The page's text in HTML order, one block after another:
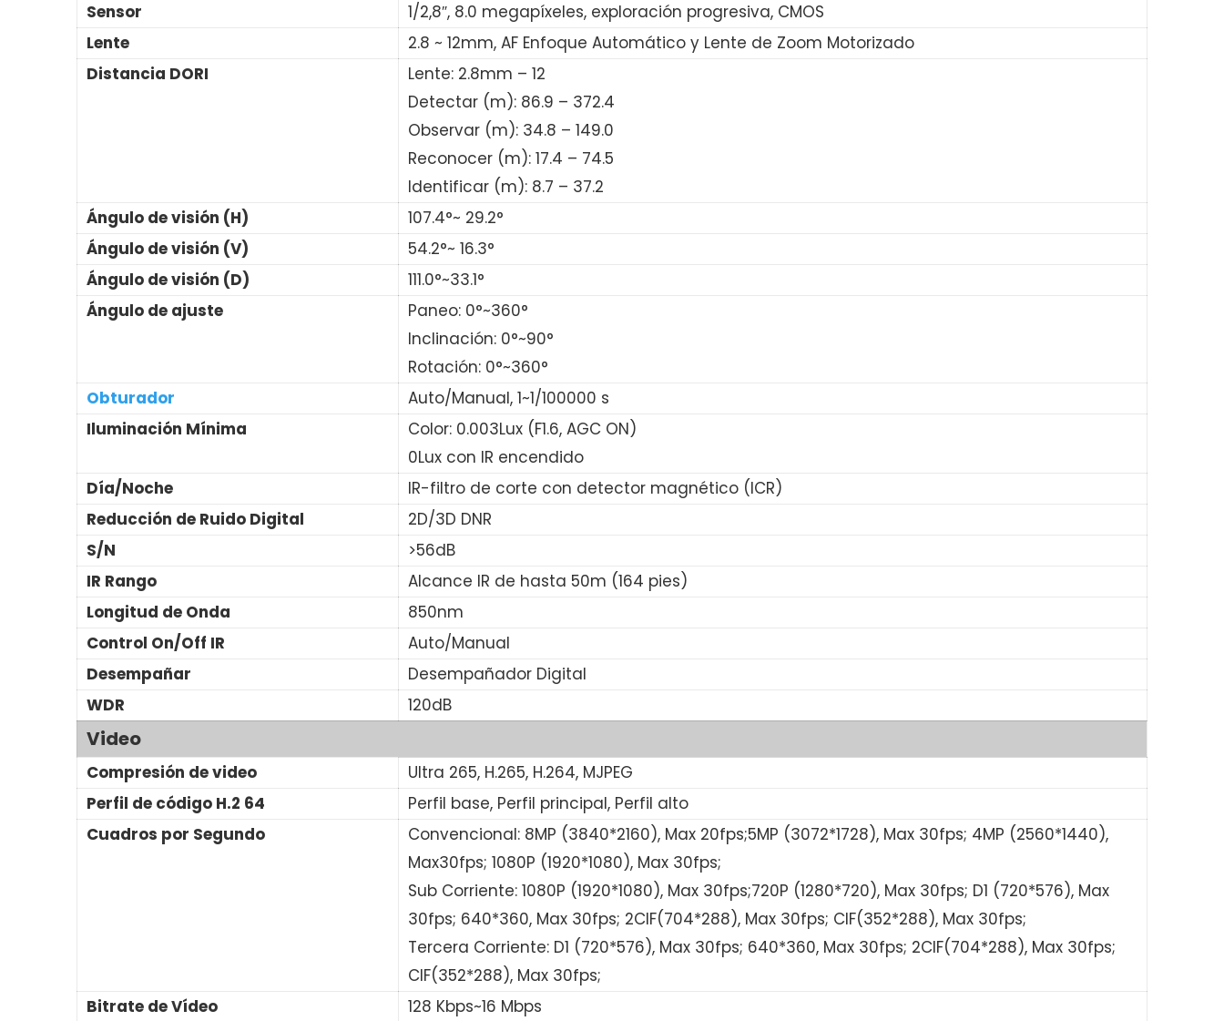
Sensor
1/2,8″, 8.0 megapíxeles, exploración progresiva, CMOS
Lente
2.8 ~ 12mm, AF Enfoque Automático y Lente de Zoom Motorizado
Distancia DORI
Lente: 2.8mm – 12
Detectar (m): 86.9 – 372.4
Observar (m): 34.8 – 149.0
Reconocer (m): 17.4 – 74.5
Identificar (m): 8.7 – 37.2
Ángulo de visión (H)
107.4°~ 29.2°
Ángulo de visión (V)
54.2°~ 16.3°
Ángulo de visión (D)
111.0°~33.1°
Ángulo de ajuste
Paneo: 0°~360°
Inclinación: 0°~90°
Rotación: 0°~360°
Obturador
Auto/Manual, 1~1/100000 s
Iluminación Mínima
Color: 0.003Lux (F1.6, AGC ON)
0Lux con IR encendido
Día/Noche
IR-filtro de corte con detector magnético (ICR)
Reducción de Ruido Digital
2D/3D DNR
S/N
>56dB
IR Rango
Alcance IR de hasta 50m (164 pies)
Longitud de Onda
850nm
Control On/Off IR
Auto/Manual
Desempañar
Desempañador Digital
WDR
120dB
Video
Compresión de video
Ultra 265, H.265, H.264, MJPEG
Perfil de código H.2 64
Perfil base, Perfil principal, Perfil alto
Cuadros por Segundo
Convencional: 8MP (3840*2160), Max 20fps;5MP (3072*1728), Max 30fps; 4MP (2560*1440),
Max30fps; 1080P (1920*1080), Max 30fps;
Sub Corriente: 1080P (1920*1080), Max 30fps;720P (1280*720), Max 30fps; D1 (720*576), Max
30fps; 640*360, Max 30fps; 2CIF(704*288), Max 30fps; CIF(352*288), Max 30fps;
Tercera Corriente: D1 (720*576), Max 30fps; 640*360, Max 30fps; 2CIF(704*288), Max 30fps;
CIF(352*288), Max 30fps;
Bitrate de Vídeo
128 Kbps~16 Mbps